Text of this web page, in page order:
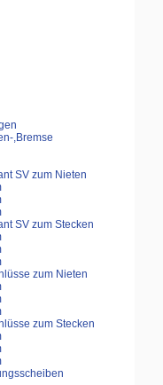
,Bremse
SV zum Nieten
SV zum Stecken
zum Nieten
zum Stecken